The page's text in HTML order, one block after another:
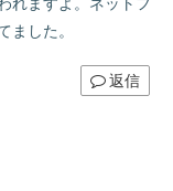
ました。
返信